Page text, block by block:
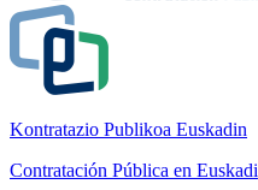
Kontratazio Publikoa Euskadin
Contratación Pública en Euskadi